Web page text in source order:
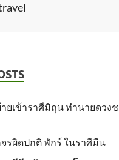
ยเข้าราศีมิถุน ทำนายดวง
จรผิดปกติ พักร์ ในราศีมีน